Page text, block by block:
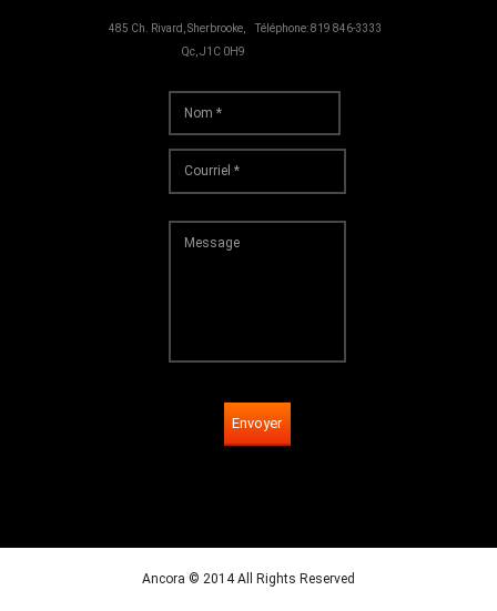
Téléphone: 819 846-3333
485 Ch. Rivard, Sherbrooke,
Qc, J1C 0H9
Envoyer
Ancora © 2014 All Rights Reserved